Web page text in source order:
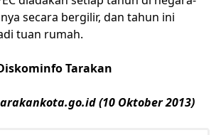
secara bergilir, dan tahun ini
tuan rumah.
Diskominfo Tarakan
(10 Oktober 2013)